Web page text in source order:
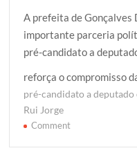
i
t
t
e
r
c
e
b
o
o
a
t
s
A
p
o
g
g
e
r
A prefeita de Gonçalves
importante parceria
pré-candidato a
reforça o compromisso
pré-candidato a deputado
Rui Jorge
Commenton